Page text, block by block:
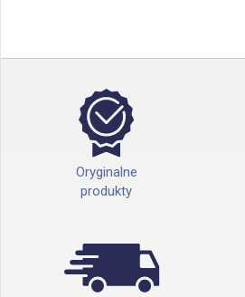
Oryginalne
produkty